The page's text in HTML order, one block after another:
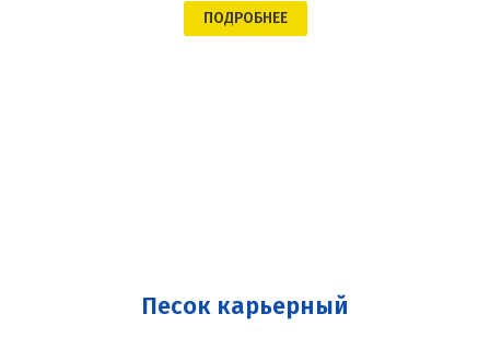
ПОДРОБНЕЕ
Песок карьерный